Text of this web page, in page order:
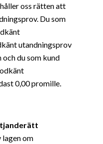
oss rätten att
Du som
utandningsprov
du som kund
0,00 promille.
om